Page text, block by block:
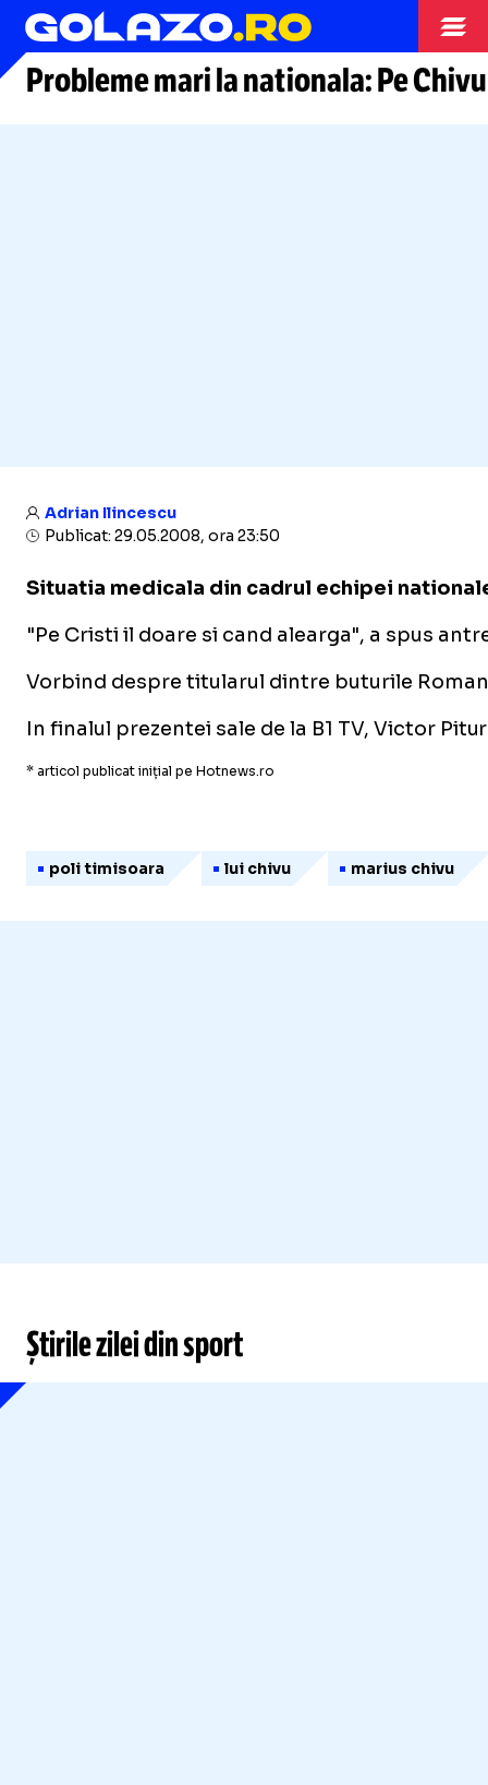
Arhiva fotbal
Probleme mari la nationala: Pe
Adrian Ilincescu
Publicat: 29.05.2008, ora 23:50
Situatia medicala din cadrul echipei
"Pe Cristi il doare si cand alearga", a spus
Vorbind despre titularul dintre buturile
In finalul prezentei sale de la B1 TV, Victor
* articol publicat inițial pe Hotnews.ro
poli timisoara lui chivu marius chivu
Știrile zilei din sport